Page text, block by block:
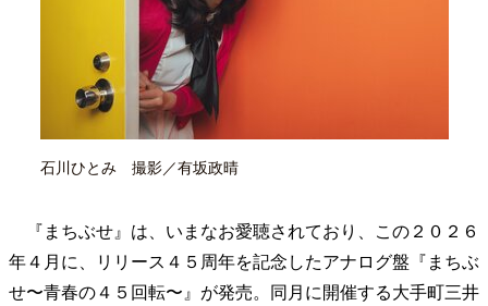
パートナーとの歩み方
親になるということ
病が教えてくれたこと
移住という選択
熱狂できるもの
一生モノの愛用品
私を彩るエッセンス
60代のネクストステージ
70代のグランドデザイン
地域とつながる/お金との付き合い方
石川ひとみ 撮影／有坂政晴
『まちぶせ』は、いまなお愛聴されており、この２０２６
年４月に、リリース４５周年を記念したアナログ盤『まちぶ
せ〜青春の４５回転〜』が発売。同月に開催する大手町三井